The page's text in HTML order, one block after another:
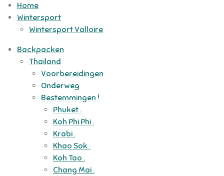
Home
Wintersport
Wintersport Valloire
Backpacken
Thailand
Voorbereidingen
Onderweg
Bestemmingen !
Phuket .
Koh Phi Phi .
Krabi .
Khao Sok .
Koh Tao .
Chang Mai .